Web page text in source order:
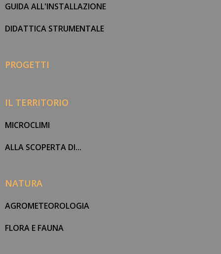
GUIDA ALL'INSTALLAZIONE
DIDATTICA STRUMENTALE
PROGETTI
IL TERRITORIO
MICROCLIMI
ALLA SCOPERTA DI...
NATURA
AGROMETEOROLOGIA
FLORA E FAUNA